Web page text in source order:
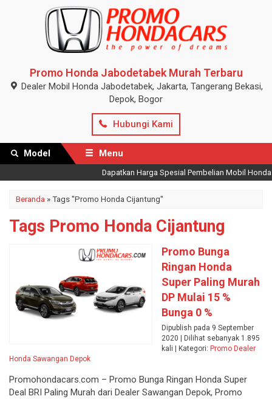
Promo Honda Jabodetabek Murah Terbaru
Dealer Mobil Honda Jabodetabek, Jakarta, Tangerang Bekasi,
Depok, Bogor
Hubungi Kami
Model Menu
Dapatkan Harga Spesial Pembelian Mobil Honda
Beranda »Tags "Promo Honda Cijantung"
Tags Promo Honda Cijantung
Promo Bunga
Ringan Honda
Super Paling Murah
DP Mulai 15 %
Bunga 0 %
Dipublish pada 9 September
2020 | Dilihat sebanyak 1.895
kali | Kategori: Promo Dealer
Honda Sawangan Depok
Promohondacars.com – Promo Bunga Ringan Honda Super
Deal BRI Paling Murah dari Dealer Sawangan Depok, Promo